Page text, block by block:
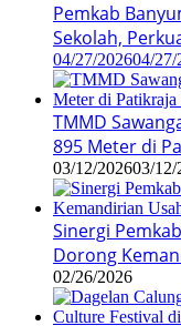
Pemkab
Sekolah,
04/27/202604/27/
TMMD
895 Meter di
03/12/202603/12/
Sinergi
Dorong
02/26/2026